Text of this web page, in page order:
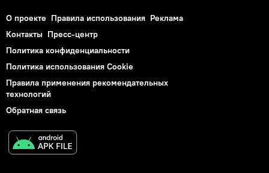
О проекте Правила использования Реклама
Контакты Пресс-центр
Политика конфиденциальности
Политика использования Cookie
Правила применения рекомендательных
технологий
Обратная связь